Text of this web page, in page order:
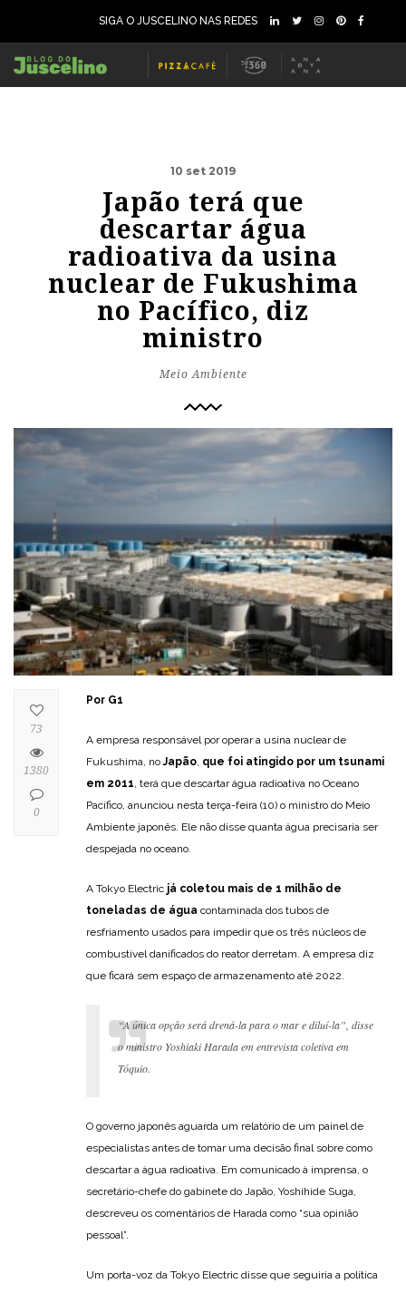
SIGA O JUSCELINO NAS REDES
10 set 2019
Japão terá que
descartar água
radioativa da usina
nuclear de Fukushima
no Pacífico, diz
ministro
Meio Ambiente
Por G1
A empresa responsável por operar a usina nuclear de
Fukushima, noJapão, que foi atingido por um tsunami
em 2011, terá que descartar água radioativa no Oceano
Pacífico, anunciou nesta terça-feira (10) o ministro do Meio
Ambiente japonês. Ele não disse quanta água precisaria ser
despejada no oceano.
A Tokyo Electric já coletou mais de 1 milhão de
toneladas de água contaminada dos tubos de
resfriamento usados para impedir que os três núcleos de
combustível danificados do reator derretam. A empresa diz
que ficará sem espaço de armazenamento até 2022.
“A única opção será drená-la para o mar e diluí-la”, disse
o ministro Yoshiaki Harada em entrevista coletiva em
Tóquio.
O governo japonês aguarda um relatório de um painel de
especialistas antes de tomar uma decisão final sobre como
descartar a água radioativa. Em comunicado à imprensa, o
secretário-chefe do gabinete do Japão, Yoshihide Suga,
descreveu os comentários de Harada como “sua opinião
pessoal”.
Um porta-voz da Tokyo Electric disse que seguiria a política
73
1380
0